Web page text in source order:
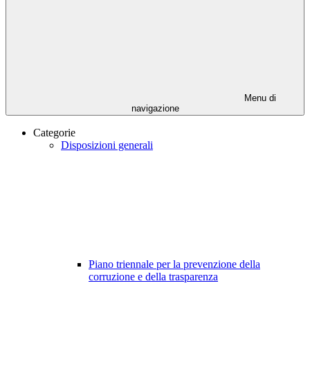
Menu di
navigazione
Categorie
Disposizioni generali
Piano triennale per la prevenzione della
corruzione e della trasparenza